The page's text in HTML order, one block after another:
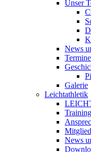
Unser
News
Termine
Galerie
Leichtathletik
News